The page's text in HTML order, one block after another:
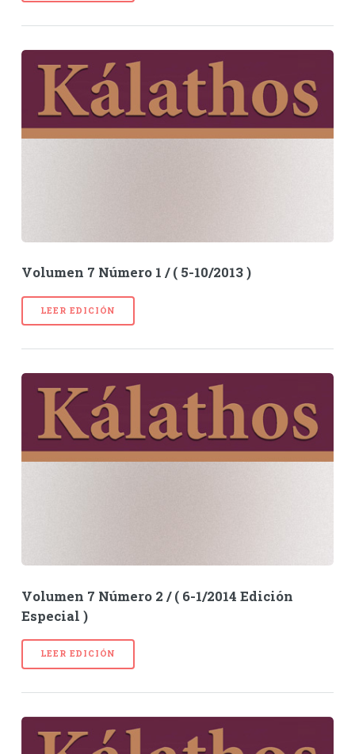
Volumen 7 Número 1 / ( 5-10/2013 )
LEER EDICIÓN
Volumen 7 Número 2 / ( 6-1/2014 Edición
Especial )
LEER EDICIÓN